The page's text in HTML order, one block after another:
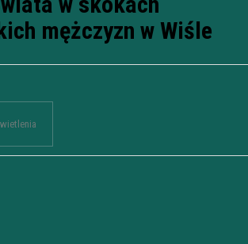
mężczyzn w Wiśle